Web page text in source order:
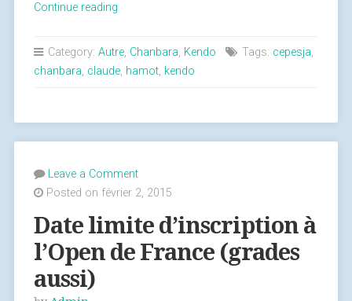
Continue reading
Category: Autre, Chanbara, Kendo Tags: cepesja,
chanbara, claude, hamot, kendo
Leave a Comment
Posted on février 2, 2015
Date limite d’inscription à
l’Open de France (grades
aussi)